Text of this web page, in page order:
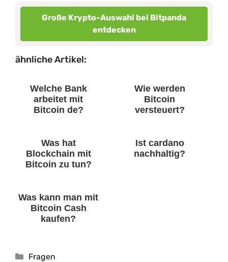
Große Krypto-Auswahl bei Bitpanda
entdecken
ähnliche Artikel:
Welche Bank
arbeitet mit
Bitcoin de?
Wie werden
Bitcoin
versteuert?
Was hat
Blockchain mit
Bitcoin zu tun?
Ist cardano
nachhaltig?
Was kann man mit
Bitcoin Cash
kaufen?
Kategorien
Fragen